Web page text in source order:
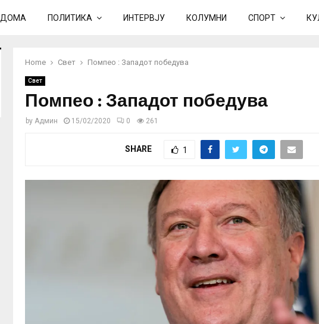
ДОМА ПОЛИТИКА ИНТЕРВЈУ КОЛУМНИ СПОРТ
Home Свет Помпео : Западот победува
Свет
Помпео : Западот победува
by Админ 15/02/2020 0 261
SHARE 1